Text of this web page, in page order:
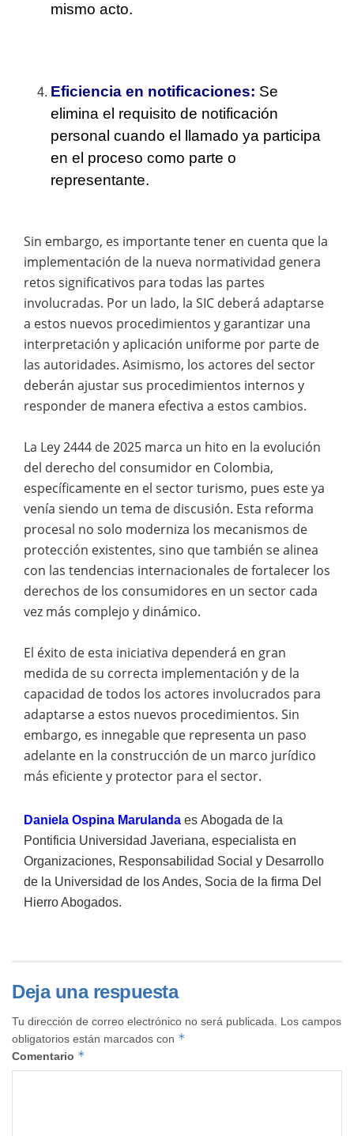
mismo acto.
Eficiencia en notificaciones: Se
elimina el requisito de notificación
personal cuando el llamado ya participa
en el proceso como parte o
representante.
Sin embargo, es importante tener en cuenta que la
implementación de la nueva normatividad genera
retos significativos para todas las partes
involucradas. Por un lado, la SIC deberá adaptarse
a estos nuevos procedimientos y garantizar una
interpretación y aplicación uniforme por parte de
las autoridades. Asimismo, los actores del sector
deberán ajustar sus procedimientos internos y
responder de manera efectiva a estos cambios.
La Ley 2444 de 2025 marca un hito en la evolución
del derecho del consumidor en Colombia,
específicamente en el sector turismo, pues este ya
venía siendo un tema de discusión. Esta reforma
procesal no solo moderniza los mecanismos de
protección existentes, sino que también se alinea
con las tendencias internacionales de fortalecer los
derechos de los consumidores en un sector cada
vez más complejo y dinámico.
El éxito de esta iniciativa dependerá en gran
medida de su correcta implementación y de la
capacidad de todos los actores involucrados para
adaptarse a estos nuevos procedimientos. Sin
embargo, es innegable que representa un paso
adelante en la construcción de un marco jurídico
más eficiente y protector para el sector.
Daniela Ospina Marulanda es Abogada de la
Pontificia Universidad Javeriana, especialista en
Organizaciones, Responsabilidad Social y Desarrollo
de la Universidad de los Andes, Socia de la firma Del
Hierro Abogados.
Deja una respuesta
Tu dirección de correo electrónico no será publicada.
Los campos
obligatorios están marcados con *
Comentario *